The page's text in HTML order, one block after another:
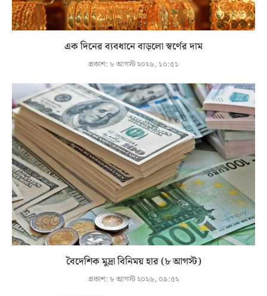
এক দিনের ব্যবধানে বাড়লো স্বর্ণের দাম
প্রকাশ: ৮ আগস্ট ২০২৬, ১০:৫১
বৈদেশিক মুদ্রা বিনিময় হার (৮ আগস্ট)
প্রকাশ: ৮ আগস্ট ২০২৬, ০৯:৫২